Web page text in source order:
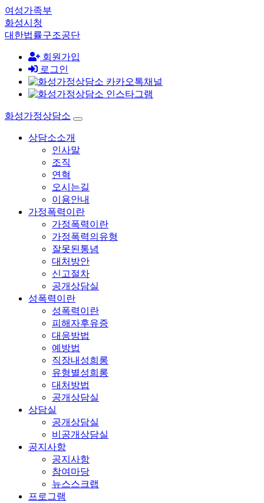
여성가족부
화성시청
대한법률구조공단
회원가입
로그인
화성가정상담소
상담소소개
인사말
조직
연혁
오시는길
이용안내
가정폭력이란
가정폭력이란
가정폭력의유형
잘못된통념
대처방안
신고절차
공개상담실
성폭력이란
성폭력이란
피해자후유증
대응방법
예방법
직장내성희롱
유형별성희롱
대처방법
공개상담실
상담실
공개상담실
비공개상담실
공지사항
공지사항
참여마당
뉴스스크랩
프로그램